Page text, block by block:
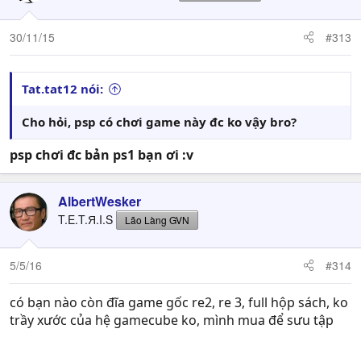
30/11/15 #313
Tat.tat12 nói:
Cho hỏi, psp có chơi game này đc ko vậy bro?
psp chơi đc bản ps1 bạn ơi :v
AlbertWesker
T.E.T.Я.I.S Lão Làng GVN
5/5/16 #314
có bạn nào còn đĩa game gốc re2, re 3, full hộp sách, ko
trầy xước của hệ gamecube ko, mình mua để sưu tập